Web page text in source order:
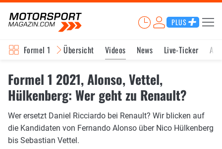
PLUS
Formel 1 Übersicht Videos News Live-Ticker
Formel 1 2021, Alonso, Vettel,
Hülkenberg: Wer geht zu Renault?
Wer ersetzt Daniel Ricciardo bei Renault? Wir blicken auf
die Kandidaten von Fernando Alonso über Nico Hülkenberg
bis Sebastian Vettel.